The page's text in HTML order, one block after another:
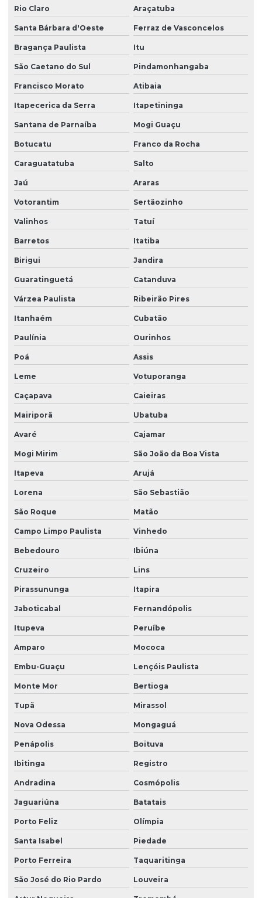
Empresa terceirização de zelador
Empresa terceirização zeladoria
Empresa terceirizada de limpeza
Empresa terceirizada portaria
Empresa de zeladoria e portaria
Empresas de limpeza zeladoria
Empresas de portaria virtual
Empresas de recepção e atendimento
Facilities serviços
Facilities terceirização
Facility comercial
Facility empresa de limpeza
Facility empresa terceirizada
Facility limpeza e conservação
Facility services limpeza
Facility serviços terceirizados
Facility terceirizacao de mao de obra
Lavagem de vidros e fachadas
Limpeza e conservação terceirizada
Limpeza conservação e zeladoria
Limpeza empresarial
Limpeza empresarial especializada
Limpeza empresarial terceirizada
Limpeza escritorio terceirizada
Limpeza de fachada comercial
Limpeza de fachada com hidrojateamento
Limpeza de fachada preço
Limpeza de fachada predial
Limpeza de fachada predial preço
Limpeza de fachada predial vidros
Limpeza de fachadas
Limpeza de fachadas de prédios
Limpeza de fachadas de vidro
Limpeza e manutenção predial terceirizada
Limpeza pós obra
Rio Claro Araçatuba
Santa Bárbara d'Oeste Ferraz de Vasconcelos
Bragança Paulista Itu
São Caetano do Sul Pindamonhangaba
Francisco Morato Atibaia
Itapecerica da Serra Itapetininga
Santana de Parnaíba Mogi Guaçu
Botucatu Franco da Rocha
Caraguatatuba Salto
Jaú Araras
Votorantim Sertãozinho
Valinhos Tatuí
Barretos Itatiba
Birigui Jandira
Guaratinguetá Catanduva
Várzea Paulista Ribeirão Pires
Itanhaém Cubatão
Paulínia Ourinhos
Poá Assis
Leme Votuporanga
Caçapava Caieiras
Mairiporã Ubatuba
Avaré Cajamar
Mogi Mirim São João da Boa Vista
Itapeva Arujá
Lorena São Sebastião
São Roque Matão
Campo Limpo Paulista Vinhedo
Bebedouro Ibiúna
Cruzeiro Lins
Pirassununga Itapira
Jaboticabal Fernandópolis
Itupeva Peruíbe
Amparo Mococa
Embu-Guaçu Lençóis Paulista
Monte Mor Bertioga
Tupã Mirassol
Nova Odessa Mongaguá
Penápolis Boituva
Ibitinga Registro
Andradina Cosmópolis
Jaguariúna Batatais
Porto Feliz Olímpia
Santa Isabel Piedade
Porto Ferreira Taquaritinga
São José do Rio Pardo Louveira